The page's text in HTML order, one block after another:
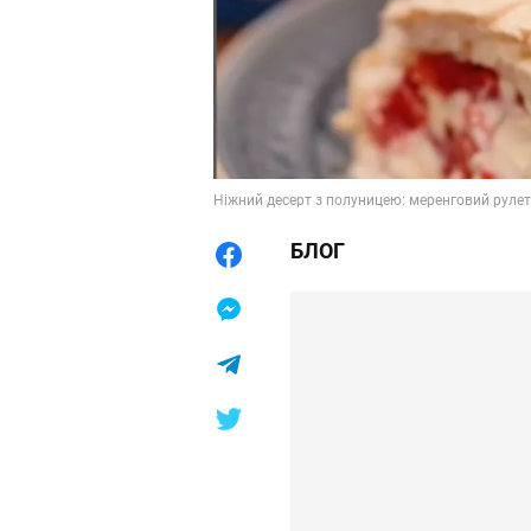
Ніжний десерт з полуницею: меренговий рулет
БЛОГ